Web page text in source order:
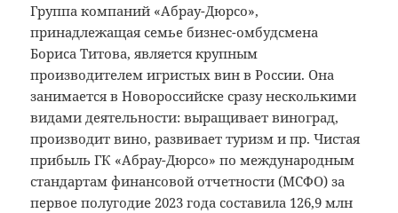
Группа компаний «Абрау-Дюрсо»,
принадлежащая семье бизнес-омбудсмена
Бориса Титова, является крупным
производителем игристых вин в России. Она
занимается в Новороссийске сразу несколькими
видами деятельности: выращивает виноград,
производит вино, развивает туризм и пр. Чистая
прибыль ГК «Абрау-Дюрсо» по международным
стандартам финансовой отчетности (МСФО) за
первое полугодие 2023 года составила 126,9 млн